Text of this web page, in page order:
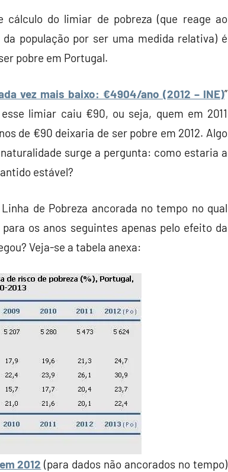
do limiar de pobreza (que reage ao
população por ser uma medida relativa) é
pobre em Portugal.
vez mais baixo: €4904/ano (2012 – INE)”
limiar caiu €90, ou seja, quem em 2011
de €90 deixaria de ser pobre em 2012. Algo
surge a pergunta: como estaria a
estável?
de Pobreza ancorada no tempo no qual
os anos seguintes apenas pelo efeito da
Veja-se a tabela anexa:
2012 (para dados não ancorados no tempo)